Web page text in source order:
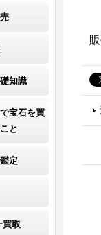
知識
宝石を買
と
定
買取